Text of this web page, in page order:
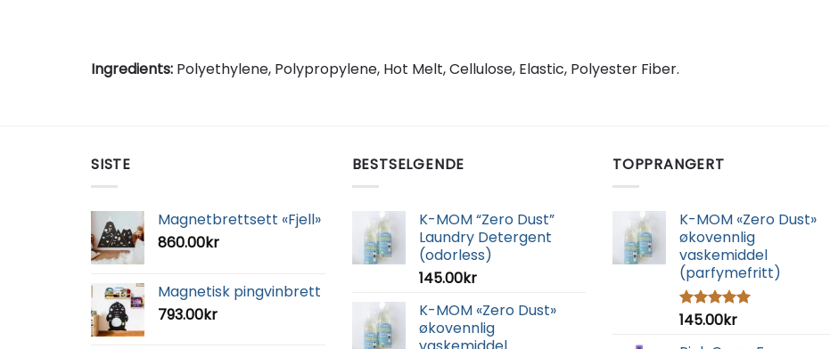
Ingredients: Polyethylene, Polypropylene, Hot Melt, Cellulose, Elastic, Polyester Fiber.
SISTE
Magnetbrettsett «Fjell»
860.00kr
Magnetisk pingvinbrett
793.00kr
BESTSELGENDE
K-MOM “Zero Dust”
Laundry Detergent
(odorless)
145.00kr
K-MOM «Zero Dust»
økovennlig
TOPPRANGERT
K-MOM «Zero Dust»
økovennlig
vaskemiddel
(parfymefritt)
Vurdert
145.00kr